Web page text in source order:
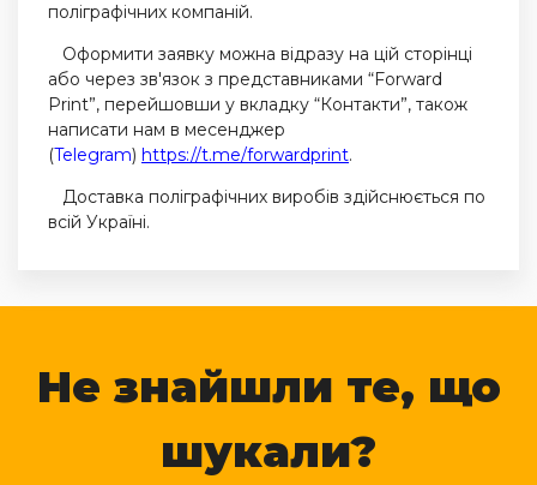
поліграфічних компаній.
Оформити заявку можна відразу на цій сторінці
або через зв'язок з представниками “Forward
Print”, перейшовши у вкладку “Контакти”, також
написати нам в месенджер
(Telegram) https://t.me/forwardprint.
Доставка поліграфічних виробів здійснюється по
всій Україні.
Не знайшли те, що
шукали?